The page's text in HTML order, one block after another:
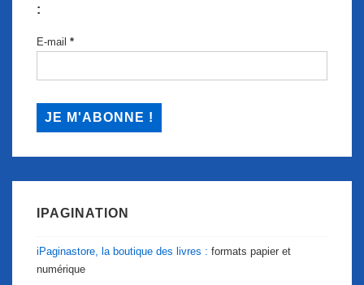
:
E-mail *
IPAGINATION
iPaginastore, la boutique des livres : formats papier et
numérique